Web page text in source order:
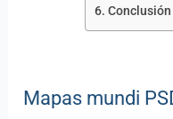
Conclusión
Mapas mundi